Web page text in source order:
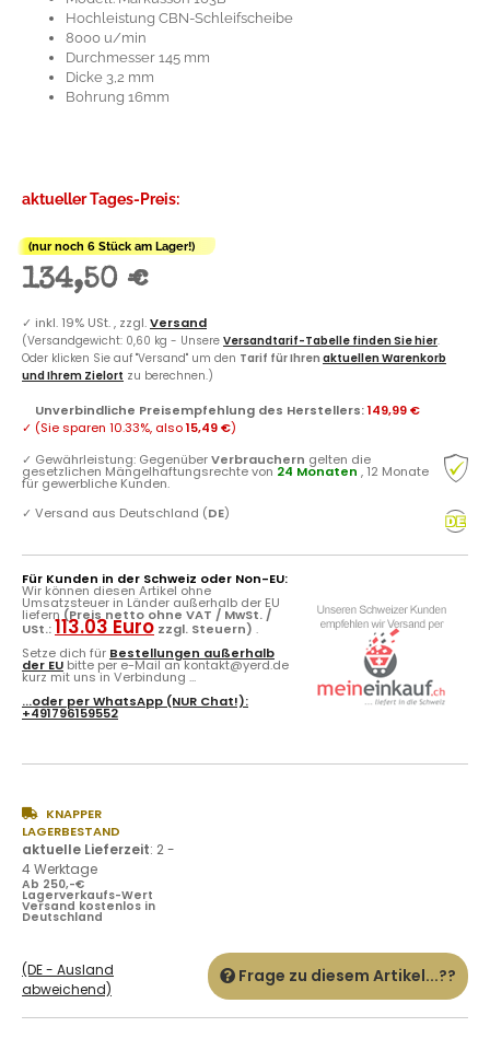
Hochleistung CBN-Schleifscheibe
8000 u/min
Durchmesser 145 mm
Dicke 3,2 mm
Bohrung 16mm
aktueller Tages-Preis:
(nur noch 6 Stück am Lager!)
134,50 €
✓ inkl. 19% USt. , zzgl.Versand
(Versandgewicht: 0,60 kg - Unsere Versandtarif-Tabelle finden Sie hier.
Oder klicken Sie auf "Versand" um den Tarif für Ihren aktuellen Warenkorb
und Ihrem Zielort zu berechnen.)
Unverbindliche Preisempfehlung des Herstellers:149,99 €
✓ (Sie sparen 10.33%, also15,49 €)
✓ Gewährleistung: GegenüberVerbrauchern gelten die
gesetzlichen Mängelhaftungsrechte von 24 Monaten , 12 Monate
für gewerbliche Kunden.
✓ Versand aus Deutschland (DE)
Für Kunden in der Schweiz oder Non-EU:
Wir können diesen Artikel ohne
Umsatzsteuer in Länder außerhalb der EU
liefern (Preis netto ohne VAT / MwSt. /
USt.:113.03 Euro zzgl. Steuern) .
Setze dich für Bestellungen außerhalb
der EU bitte per e-Mail an kontakt@yerd.de
kurz mit uns in Verbindung ...
...oder perWhatsApp (NUR Chat!):
+491796159552
KNAPPER
LAGERBESTAND
aktuelle Lieferzeit: 2 -
4 Werktage
Ab 250,-€
Lagerverkaufs-Wert
Versand kostenlos in
Deutschland
(DE - Ausland
abweichend)
Frage zu diesem Artikel...??